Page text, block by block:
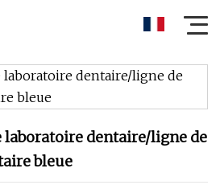
laboratoire dentaire/ligne de
bleue